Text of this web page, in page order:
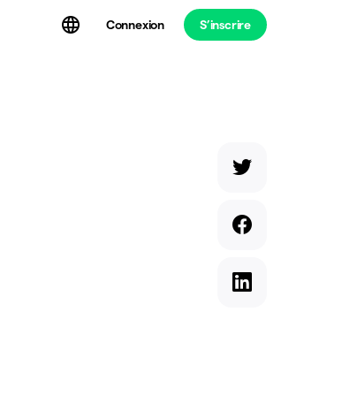
Connexion S’inscrire